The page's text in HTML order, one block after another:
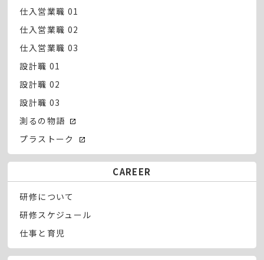
仕入営業職 01
仕入営業職 02
仕入営業職 03
設計職 01
設計職 02
設計職 03
測るの物語
プラストーク
CAREER
研修について
研修スケジュール
仕事と育児